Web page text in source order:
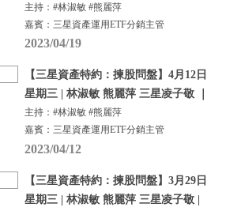
主持：#林淑敏 #熊麗萍
嘉賓：三星資產運用ETF分銷主管
2023/04/19
【三星資產特約：揀股問盤】4月12日
星期三 | 林淑敏 熊麗萍 三星凌子敬 ｜
主持：#林淑敏 #熊麗萍
嘉賓：三星資產運用ETF分銷主管
2023/04/12
【三星資產特約：揀股問盤】3月29日
星期三 | 林淑敏 熊麗萍 三星凌子敬 |